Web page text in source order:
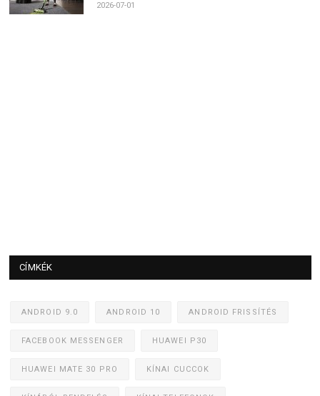
2026-07-01
CÍMKÉK
ANDROID 9.0 ANDROID 10 ANDROID FRISSÍTÉS
FACEBOOK MESSENGER HUAWEI P30
HUAWEI MATE 30 PRO KÍNAI CUCCOK